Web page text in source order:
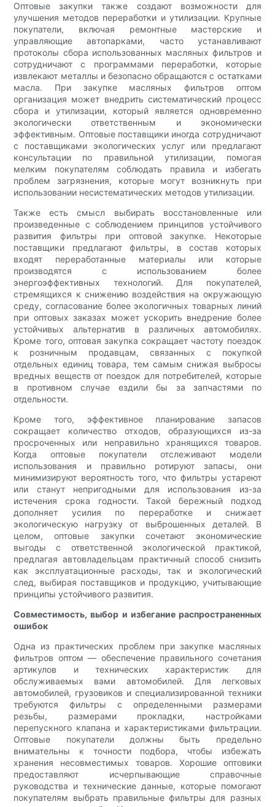
Оптовые закупки также создают возможности для
улучшения методов переработки и утилизации. Крупные
покупатели, включая ремонтные мастерские и
управляющие автопарками, часто устанавливают
протоколы сбора использованных масляных фильтров и
сотрудничают с программами переработки, которые
извлекают металлы и безопасно обращаются с остатками
масла. При закупке масляных фильтров оптом
организация может внедрить систематический процесс
сбора и утилизации, который является одновременно
экологически ответственным и экономически
эффективным. Оптовые поставщики иногда сотрудничают
с поставщиками экологических услуг или предлагают
консультации по правильной утилизации, помогая
мелким покупателям соблюдать правила и избегать
проблем загрязнения, которые могут возникнуть при
использовании несистематических методов утилизации.
Также есть смысл выбирать восстановленные или
произведенные с соблюдением принципов устойчивого
развития фильтры при оптовой закупке. Некоторые
поставщики предлагают фильтры, в состав которых
входят переработанные материалы или которые
производятся с использованием более
энергоэффективных технологий. Для покупателей,
стремящихся к снижению воздействия на окружающую
среду, согласование более экологичных товарных линий
при оптовых заказах может ускорить внедрение более
устойчивых альтернатив в различных автомобилях.
Кроме того, оптовая закупка сокращает частоту поездок
к розничным продавцам, связанных с покупкой
отдельных единиц товара, тем самым снижая выбросы
вредных веществ от поездок для потребителей, которые
в противном случае ездили бы за запчастями по
отдельности.
Кроме того, эффективное планирование запасов
сокращает количество отходов, образующихся из-за
просроченных или неправильно хранящихся товаров.
Когда оптовые покупатели отслеживают модели
использования и правильно ротируют запасы, они
минимизируют вероятность того, что фильтры устареют
или станут непригодными для использования из-за
истечения срока годности. Такой бережный подход
дополняет усилия по переработке и снижает
экологическую нагрузку от выброшенных деталей. В
целом, оптовые закупки сочетают экономические
выгоды с ответственной экологической практикой,
предлагая автовладельцам практичный способ снизить
как эксплуатационные расходы, так и экологический
след, выбирая поставщиков и продукцию, учитывающие
принципы устойчивого развития.
Совместимость, выбор и избегание распространенных
ошибок
Одна из практических проблем при закупке масляных
фильтров оптом — обеспечение правильного сочетания
артикулов и технических характеристик для
обслуживаемых вами автомобилей. Для легковых
автомобилей, грузовиков и специализированной техники
требуются фильтры с определенными размерами
резьбы, размерами прокладки, настройками
перепускного клапана и характеристиками фильтрации.
Оптовые покупатели должны быть предельно
внимательны к точности подбора, чтобы избежать
хранения несовместимых товаров. Хорошие оптовики
предоставляют исчерпывающие справочные
руководства и технические данные, которые помогают
покупателям выбрать правильные фильтры для разных